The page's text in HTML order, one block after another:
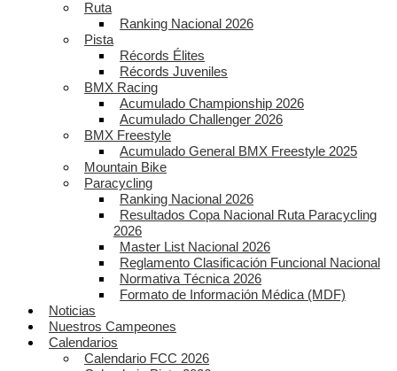
Ruta
Ranking Nacional 2026
Pista
Récords Élites
Récords Juveniles
BMX Racing
Acumulado Championship 2026
Acumulado Challenger 2026
BMX Freestyle
Acumulado General BMX Freestyle 2025
Mountain Bike
Paracycling
Ranking Nacional 2026
Resultados Copa Nacional Ruta Paracycling
2026
Master List Nacional 2026
Reglamento Clasificación Funcional Nacional
Normativa Técnica 2026
Formato de Información Médica (MDF)
Noticias
Nuestros Campeones
Calendarios
Calendario FCC 2026